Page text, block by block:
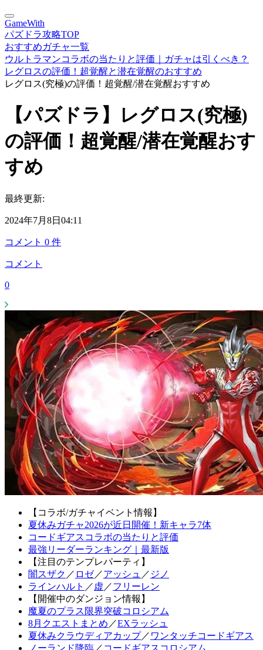
GameWith
パズドラ攻略TOP
おすすめガチャ一覧
ウルトラマンコラボの当たりと評価｜ガチャは引くべき？
レグロスの評価！超覚醒と潜在覚醒のおすすめ
レグロス(究極)の評価！超覚醒/潜在覚醒おすすめ
【パズドラ】レグロス(究極)
の評価！超覚醒/潜在覚醒おす
すめ
最終更新:
2024年7月8日04:11
コメント 0 件
コメント
0
【コラボ/ガチャイベント情報】
夏休みガチャ2026が近日開催！新キャラ7体
コードギアスコラボの当たりと評価
最強リーダーランキング｜最新版
【注目のテンプレパーティ】
闇スザク ／ ロゼ／アッシュ ／ ジノ
ラインハルト ／ 虚 ／フリーレン
【開催中のダンジョン情報】
魔夏のプラス限界突破コロシアム
8月クエストまとめ ／EXラッシュ
夏休みクラウディアカップ／ ワンタッチコードギアス
ノーランド降臨／ コードギアスコロシアム